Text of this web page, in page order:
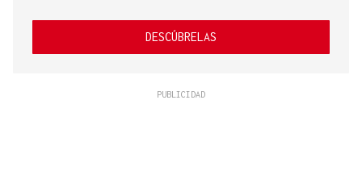
DESCÚBRELAS